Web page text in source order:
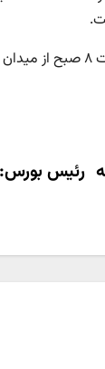
محمودی افزود: مراسم
رئیس بورس: